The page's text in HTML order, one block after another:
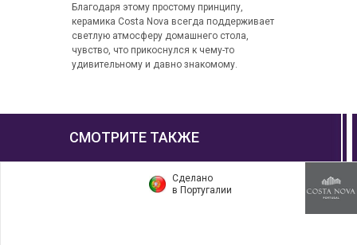
Благодаря этому простому принципу,
керамика Costa Nova всегда поддерживает
светлую атмосферу домашнего стола,
чувство, что прикоснулся к чему-то
удивительному и давно знакомому.
СМОТРИТЕ ТАКЖЕ
Сделано
в Португалии